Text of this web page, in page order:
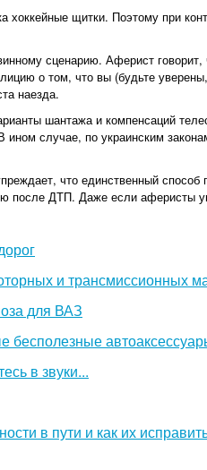
хоккейные щитки. Поэтому при
сценарию. Аферист
о том, что вы (будьте
наезда.
шантажа и компенсаций
случае, по украинским
что единственный
после ДТП. Даже если
и трансмиссионных
для ВАЗ
в звуки...
в пути и как их